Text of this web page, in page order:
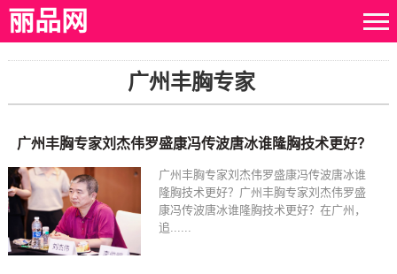
丽品网
广州丰胸专家
广州丰胸专家刘杰伟罗盛康冯传波唐冰谁隆胸技术更好？
广州丰胸专家刘杰伟罗盛康冯传波唐冰谁
隆胸技术更好？广州丰胸专家刘杰伟罗盛
康冯传波唐冰谁隆胸技术更好？在广州，
追......